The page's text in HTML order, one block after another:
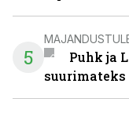
5
Puhk ja